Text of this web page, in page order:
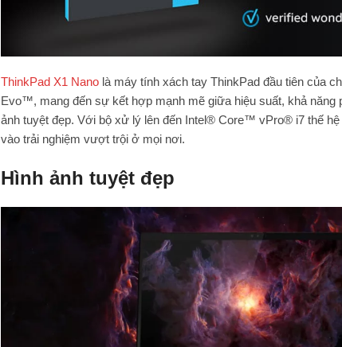
ThinkPad X1 Nano là máy tính xách tay ThinkPad đầu tiên của
Evo™, mang đến sự kết hợp mạnh mẽ giữa hiệu suất, khả năng
ảnh tuyệt đẹp. Với bộ xử lý lên đến Intel® Core™ vPro® i7 thế
vào trải nghiệm vượt trội ở mọi nơi.
Hình ảnh tuyệt đẹp